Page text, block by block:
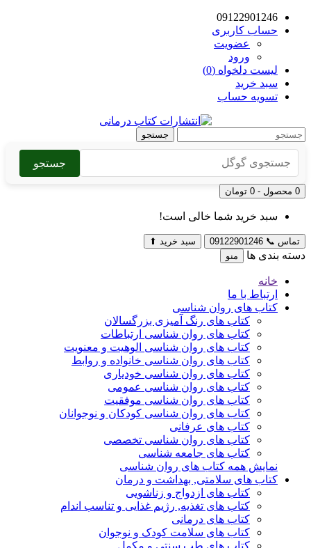
09122901246
حساب کاربری
عضویت
ورود
لیست دلخواه (0)
سبد خرید
تسویه حساب
جستجو
جستجو
0 محصول - 0 تومان
سبد خرید شما خالی است!
تماس 📞
09122901246 سبد خرید ⬆
دسته بندی ها منو
خانه
ارتباط با ما
کتاب های روان شناسی
کتاب های رنگ آمیزی بزرگسالان
کتاب های روان شناسی ارتباطات
کتاب های روان شناسی الوهیت و معنویت
کتاب های روان شناسی خانواده و روابط
کتاب های روان شناسی خودیاری
کتاب های روان شناسی عمومی
کتاب های روان شناسی موفقیت
کتاب های روان شناسی کودکان و نوجوانان
کتاب های عرفانی
کتاب های روان شناسی تخصصی
کتاب های جامعه شناسی
نمایش همه کتاب های روان شناسی
کتاب های سلامتی, بهداشت و درمان
کتاب های ازدواج و زناشویی
کتاب های تغذیه, رژیم غذایی و تناسب اندام
کتاب های درمانی
کتاب های سلامت کودک و نوجوان
کتاب های طب سنتی و مکمل